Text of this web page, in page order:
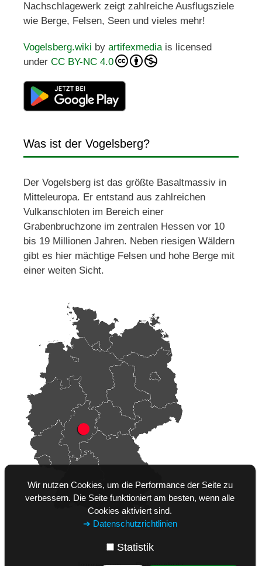
Nachschlagewerk zeigt zahlreiche Ausflugsziele
wie Berge, Felsen, Seen und vieles mehr!
Vogelsberg.wiki by artifexmediais licensed
under CC BY-NC 4.0
Was ist der Vogelsberg?
Der Vogelsberg ist das größte Basaltmassiv in
Mitteleuropa. Er entstand aus zahlreichen
Vulkanschloten im Bereich einer
Grabenbruchzone im zentralen Hessen vor 10
bis 19 Millionen Jahren. Neben riesigen Wäldern
gibt es hier mächtige Felsen und hohe Berge mit
einer weiten Sicht.
Wir nutzen Cookies, um die Performance der Seite zu
verbessern. Die Seite funktioniert am besten, wenn alle
Cookies aktiviert sind.
➔ Datenschutzrichtlinien
Statistik